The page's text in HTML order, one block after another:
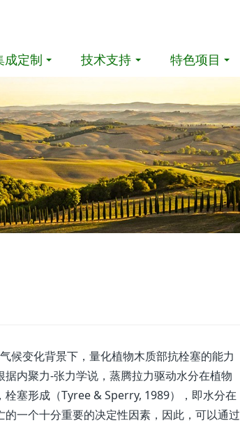
成定制 技术支持 特色项目
变化背景下，量化植物木质部抗栓塞的能力
据内聚力-张力学说，蒸腾拉力驱动水分在植物
栓塞形成（Tyree & Sperry, 1989），即水分在
的一个十分重要的决定性因素，因此，可以通过